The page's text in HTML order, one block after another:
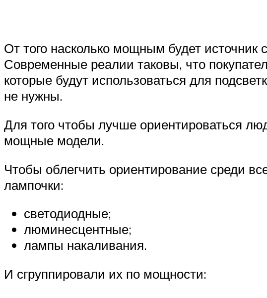
От того насколько мощным будет источник
Современные реалии таковы, что
которые будут использоваться для
не нужны.
Для того чтобы лучше ориентироваться
мощные модели.
Чтобы облегчить ориентирование среди
лампочки:
светодиодные;
люминесцентные;
лампы накаливания.
И сгруппировали их по мощности: